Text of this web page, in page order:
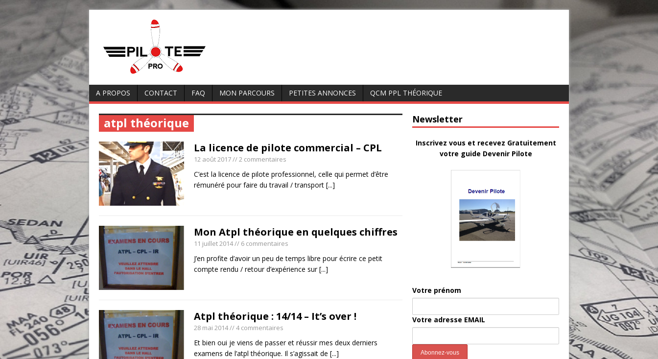
A PROPOS CONTACT FAQ MON PARCOURS PETITES ANNONCES QCM PPL THÉORIQUE
atpl théorique
La licence de pilote commercial – CPL
12 août 2017// 2 commentaires
C’est la licence de pilote professionnel, celle qui permet d’être
rémunéré pour faire du travail / transport [...]
Mon Atpl théorique en quelques chiffres
11 juillet 2014// 6 commentaires
J’en profite d’avoir un peu de temps libre pour écrire ce petit
compte rendu / retour d’expérience sur[...]
Atpl théorique : 14/14 – It’s over !
28 mai 2014// 4 commentaires
Et bien oui je viens de passer et réussir mes deux derniers
examens de l’atpl théorique. Il s’agissait de [...]
Newsletter
Inscrivez vous et recevez Gratuitement
votre guide Devenir Pilote
Votre prénom
Votre adresse EMAIL